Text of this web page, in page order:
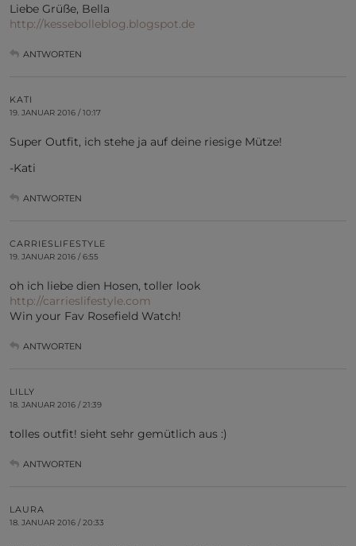
Liebe Grüße, Bella
http://kessebolleblog.blogspot.de
ANTWORTEN
KATI
19. JANUAR 2016 / 10:17
Super Outfit, ich stehe ja auf deine riesige Mütze!
-Kati
ANTWORTEN
CARRIESLIFESTYLE
19. JANUAR 2016 / 6:55
oh ich liebe dien Hosen, toller look
http://carrieslifestyle.com
Win your Fav Rosefield Watch!
ANTWORTEN
LILLY
18. JANUAR 2016 / 21:39
tolles outfit! sieht sehr gemütlich aus :)
ANTWORTEN
LAURA
18. JANUAR 2016 / 20:33